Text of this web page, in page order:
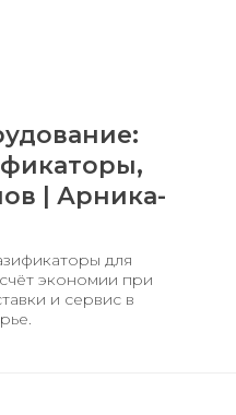
| Арника-
для
экономии при
и сервис в